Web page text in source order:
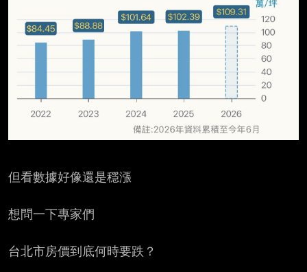
但看數據好像還是穩漲
想問一下專家們
台北市房價到底何時要跌？